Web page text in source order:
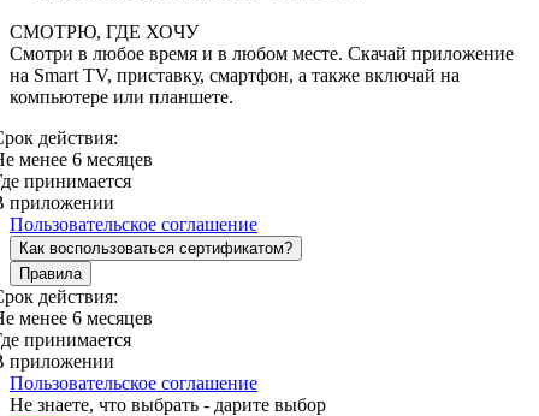
СМОТРЮ, ГДЕ ХОЧУ
Смотри в любое время и в любом месте. Скачай приложение
на Smart TV, приставку, смартфон, а также включай на
компьютере или планшете.
действия:
менее 6 месяцев
принимается
приложении
Пользовательское соглашение
Как воспользоваться сертификатом?
Правила
действия:
менее 6 месяцев
принимается
приложении
Пользовательское соглашение
Не знаете, что выбрать - дарите выбор